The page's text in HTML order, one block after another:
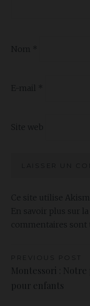
Nom *
E-mail *
Site web
Ce site utilise
En savoir plus sur
commentaires sont
Navigation
de
l’article
PREVIOUS POST
Montessori :
pour enfants